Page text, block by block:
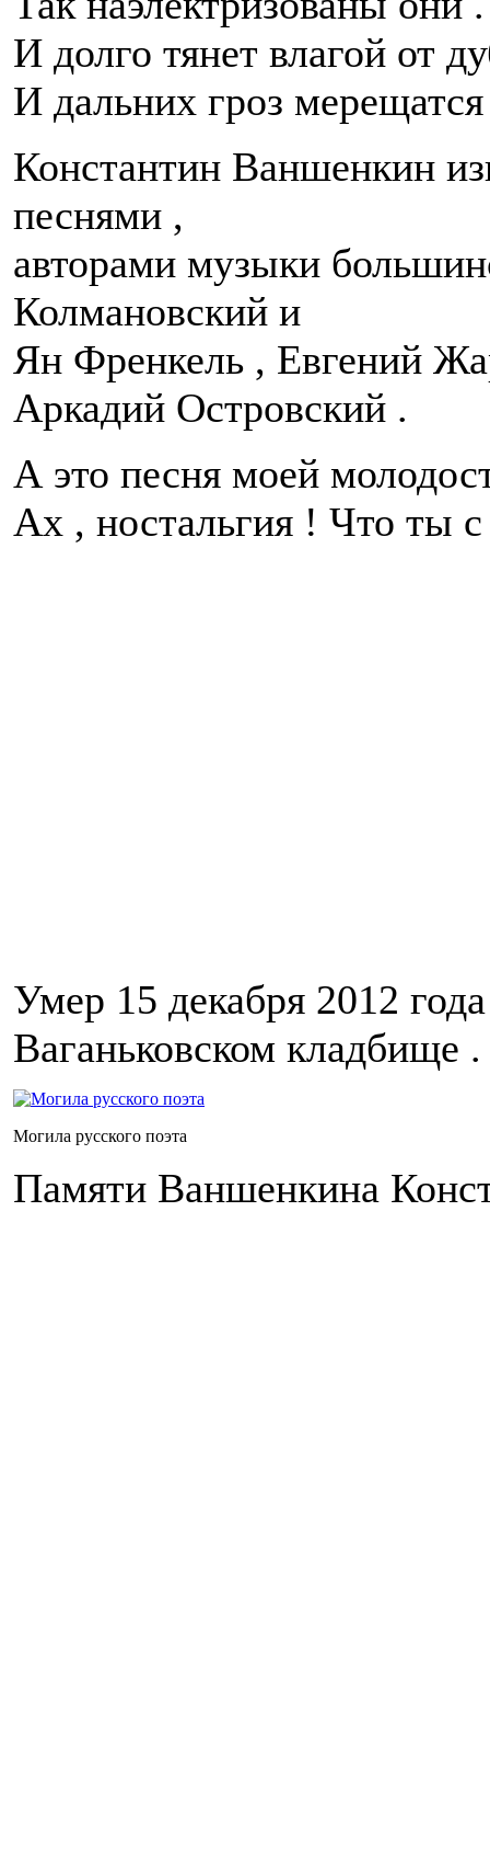
И долго тянет влагой от
И дальних гроз
Константин Ваншенкин
песнями ,
авторами музыки
Колмановский и
Ян Френкель , Евгений
Аркадий Островский .
А это песня моей
Ах , ностальгия ! Что ты
Умер 15 декабря 2012
Ваганьковском кладбище .
Могила русского поэта
Памяти Ваншенкина